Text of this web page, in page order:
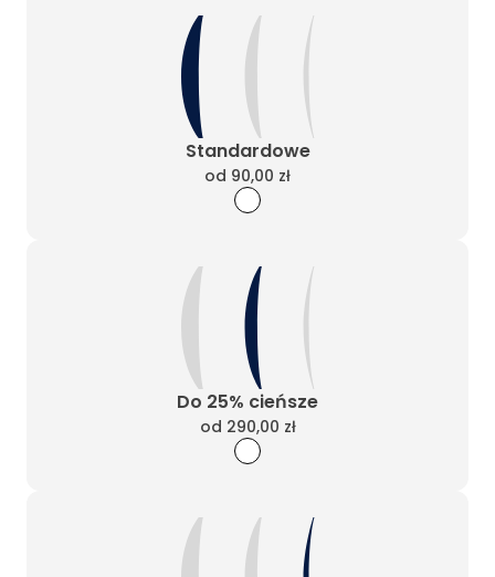
Standardowe
od 90,00 zł
Do 25% cieńsze
od 290,00 zł